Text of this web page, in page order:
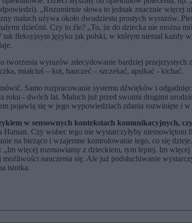
„Rozumienie słowa to jednak znacznie więcej
maluch używa około dwudziestu prostych wyrazów.
dziećmi. Czy to źle? „To, że do dziecka nie można
fleksyjnym języku jak polski, w którym niemal każdy
wyrazów zdecydowanie bardziej przejrzystych
miałciuś – kot, hauczeć – szczekać, apsikać - kichać.
Samo rozpracowanie systemu dźwięków i
roku - dwóch lat. Maluch już przed swoimi drugimi
pojawią się w jego wypowiedziach zdania rozwinięte i w
w sensownych kontekstach komunikacyjnych,
Haman. Czy wobec tego nie wystarczyłyby
na bieżąco i wzajemne kontrolowanie tego, co się
więcej rozmawiamy z dzieckiem, tym lepiej. Im
nauczenia się. Ale już podsłuchiwanie
istotka.